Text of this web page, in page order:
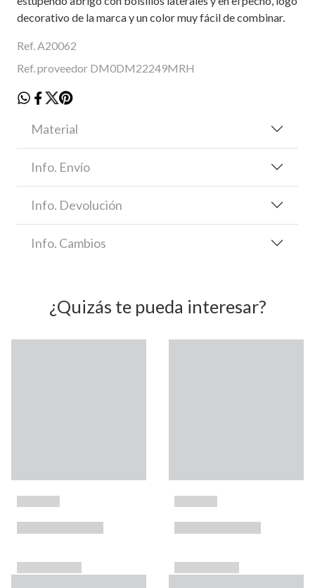
decorativo de la marca y un color muy fácil de combinar.
Ref. A20062
Ref. proveedor DM0DM22249MRH
Material
Info. Envío
Info. Devolución
Info. Cambios
¿Quizás te pueda interesar?